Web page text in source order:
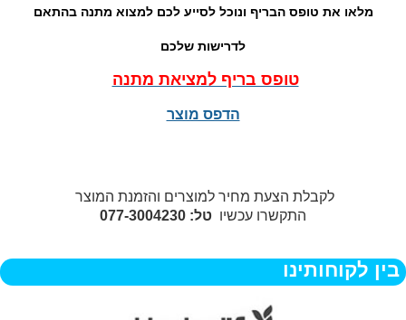
מלאו את טופס הבריף ונוכל לסייע לכם למצוא מתנה בהתאם
לדרישות שלכם
טופס בריף למציאת מתנה
הדפס מוצר
לקבלת הצעת מחיר למוצרים והזמנת המוצר
התקשרו עכשיו טל: 077-3004230
בין לקוחותינו